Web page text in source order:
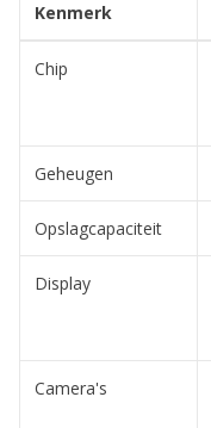
Kenmerk
Chip
Geheugen
Opslagcapaciteit
Display
Camera's